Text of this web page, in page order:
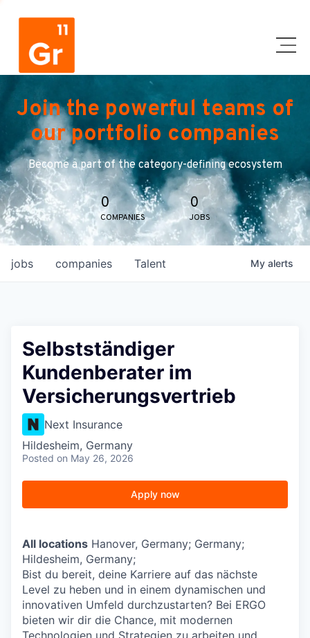
Join the powerful teams of
our portfolio companies
Become a part of the category-defining ecosystem
0
COMPANIES
0
JOBS
jobs companies Talent My alerts
Selbstständiger
Kundenberater im
Versicherungsvertrieb
Next Insurance
Hildesheim, Germany
Posted on May 26, 2026
Apply now
All locations Hanover, Germany; Germany;
Hildesheim, Germany;
Bist du bereit, deine Karriere auf das nächste
Level zu heben und in einem dynamischen und
innovativen Umfeld durchzustarten? Bei ERGO
bieten wir dir die Chance, mit modernen
Technologien und Strategien zu arbeiten und